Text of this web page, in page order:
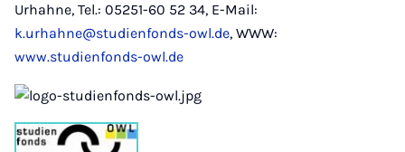
Urhahne, Tel.: 05251-60 52 34, E-Mail:
k.urhahne@studienfonds-owl.de, WWW:
www.studienfonds-owl.de